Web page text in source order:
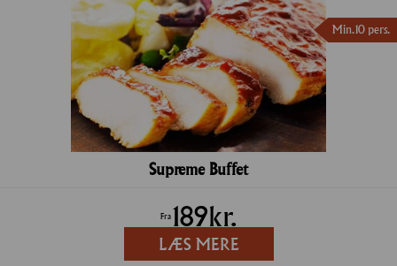
Supreme Buffet
Min. 10 pers.
Fra 189kr.
LÆS MERE